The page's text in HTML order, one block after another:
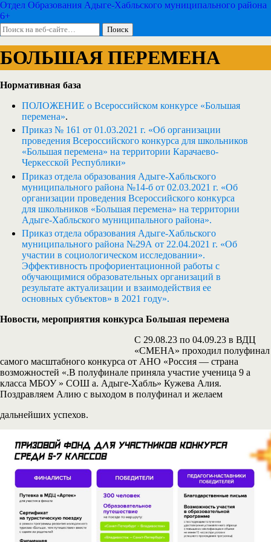
Отдел Образования Адыге-Хабльского муниципального района
6+
БОЛЬШАЯ ПЕРЕМЕНА
Нормативная база
ПОЛОЖЕНИЕ о Всероссийском конкурсе «Большая
перемена».
Приказ № 161 от 01.03.2021 г. «Об организации
проведения Всероссийского конкурса для школьников
«Большая перемена» на территории Карачаево-
Черкесской Республики»
Приказ отдела образования Адыге-Хабльского
муниципального района №14-б от 02.03.2021 г. «Об
организации проведения Всероссийского конкурса
для школьников «Большая перемена» на территории
Адыге-Хабльского муниципального района».
Приказ отдела образования Адыге-Хабльского
муниципального района №29А от 22.04.2021 г. «Об
участии в социологическом исследовании».
Эффективность профориентационной работы с
обучающимися образовательных организаций в
результате актуализации и взаимодействия ее
основных субъектов» в 2021 году».
Новости, мероприятия конкурса Большая перемена
С 29.08.23 по 04.09.23 в ВДЦ
«СМЕНА» проходил полуфинал
самого масштабного конкурса от АНО «Россия — страна
возможностей «.В полуфинале приняла участие ученица 9 а
класса МБОУ » СОШ а. Адыге-Хабль» Кужева Алия.
Поздравляем Алию с выходом в полуфинал и желаем
дальнейших успехов.